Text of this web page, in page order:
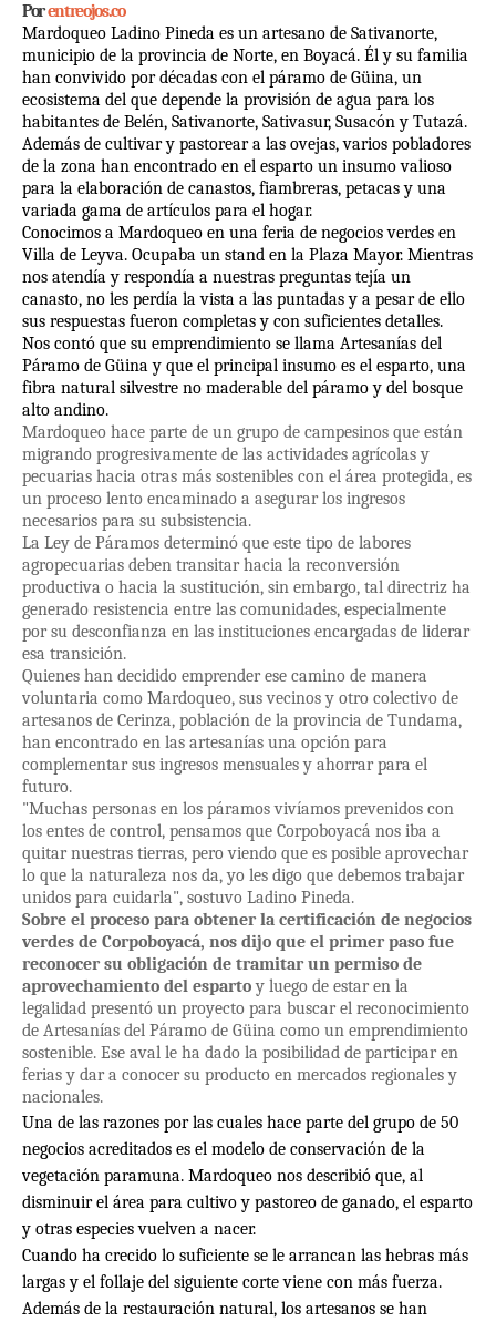
Porentreojos.co
Mardoqueo Ladino Pineda es un artesano de Sativanorte,
municipio de la provincia de Norte, en Boyacá. Él y su familia
han convivido por décadas con el páramo de Güina, un
ecosistema del que depende la provisión de agua para los
habitantes de Belén, Sativanorte, Sativasur, Susacón y Tutazá.
Además de cultivar y pastorear a las ovejas, varios pobladores
de la zona han encontrado en el esparto un insumo valioso
para la elaboración de canastos, fiambreras, petacas y una
variada gama de artículos para el hogar.
Conocimos a Mardoqueo en una feria de negocios verdes en
Villa de Leyva. Ocupaba un stand en la Plaza Mayor. Mientras
nos atendía y respondía a nuestras preguntas tejía un
canasto, no les perdía la vista a las puntadas y a pesar de ello
sus respuestas fueron completas y con suficientes detalles.
Nos contó que su emprendimiento se llama Artesanías del
Páramo de Güina y que el principal insumo es el esparto, una
fibra natural silvestre no maderable del páramo y del bosque
alto andino.
Mardoqueo hace parte de un grupo de campesinos que están
migrando progresivamente de las actividades agrícolas y
pecuarias hacia otras más sostenibles con el área protegida, es
un proceso lento encaminado a asegurar los ingresos
necesarios para su subsistencia.
La Ley de Páramos determinó que este tipo de labores
agropecuarias deben transitar hacia la reconversión
productiva o hacia la sustitución, sin embargo, tal directriz ha
generado resistencia entre las comunidades, especialmente
por su desconfianza en las instituciones encargadas de liderar
esa transición.
Quienes han decidido emprender ese camino de manera
voluntaria como Mardoqueo, sus vecinos y otro colectivo de
artesanos de Cerinza, población de la provincia de Tundama,
han encontrado en las artesanías una opción para
complementar sus ingresos mensuales y ahorrar para el
futuro.
"Muchas personas en los páramos vivíamos prevenidos con
los entes de control, pensamos que Corpoboyacá nos iba a
quitar nuestras tierras, pero viendo que es posible aprovechar
lo que la naturaleza nos da, yo les digo que debemos trabajar
unidos para cuidarla", sostuvo Ladino Pineda.
Sobre el proceso para obtener la certificación de negocios
verdes de Corpoboyacá, nos dijo que el primer paso fue
reconocer su obligación de tramitar un permiso de
aprovechamiento del espartoy luego de estar en la
legalidad presentó un proyecto para buscar el reconocimiento
de Artesanías del Páramo de Güina como un emprendimiento
sostenible. Ese aval le ha dado la posibilidad de participar en
ferias y dar a conocer su producto en mercados regionales y
nacionales.
Una de las razones por las cuales hace parte del grupo de 50
negocios acreditados es el modelo de conservación de la
vegetación paramuna. Mardoqueo nos describió que, al
disminuir el área para cultivo y pastoreo de ganado, el esparto
y otras especies vuelven a nacer.
Cuando ha crecido lo suficiente se le arrancan las hebras más
largas y el follaje del siguiente corte viene con más fuerza.
Además de la restauración natural, los artesanos se han